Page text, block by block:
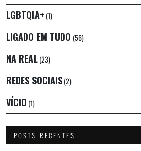
LGBTQIA+ (1)
LIGADO EM TUDO (56)
NA REAL(23)
REDES SOCIAIS(2)
VÍCIO (1)
POSTS RECENTES